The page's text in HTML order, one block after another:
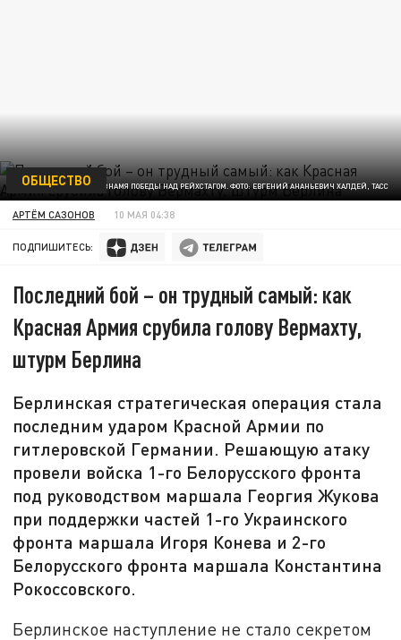
КРАСНОЕ ЗНАМЯ ПОБЕДЫ НАД РЕЙХСТАГОМ. ФОТО: ЕВГЕНИЙ АНАНЬЕВИЧ ХАЛДЕЙ, ТАСС
ОБЩЕСТВО
АРТЁМ САЗОНОВ 10 МАЯ 04:38
ПОДПИШИТЕСЬ:
Последний бой – он трудный самый: как
Красная Армия срубила голову Вермахту,
штурм Берлина
Берлинская стратегическая операция стала
последним ударом Красной Армии по
гитлеровской Германии. Решающую атаку
провели войска 1-го Белорусского фронта
под руководством маршала Георгия Жукова
при поддержки частей 1-го Украинского
фронта маршала Игоря Конева и 2-го
Белорусского фронта маршала Константина
Рокоссовского.
Берлинское наступление не стало секретом